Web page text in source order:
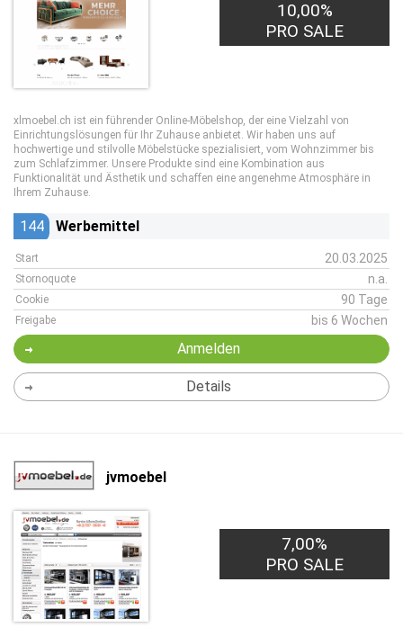
10,00%
PRO SALE
xlmoebel.ch ist ein führender Online-Möbelshop, der eine Vielzahl von
Einrichtungslösungen für Ihr Zuhause anbietet. Wir haben uns auf
hochwertige und stilvolle Möbelstücke spezialisiert, vom Wohnzimmer bis
zum Schlafzimmer. Unsere Produkte sind eine Kombination aus
Funktionalität und Ästhetik und schaffen eine angenehme Atmosphäre in
Ihrem Zuhause.
144 Werbemittel
Start 20.03.2025
Stornoquote n.a.
Cookie 90 Tage
Freigabe bis 6 Wochen
Anmelden
Details
jvmoebel
7,00%
PRO SALE